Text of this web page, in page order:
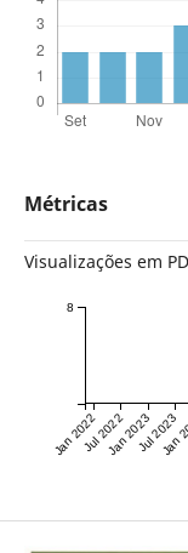
Métricas
Visualizações em
Jan 2022Jul 2022Jan 2023Jul 2023
Jan
8